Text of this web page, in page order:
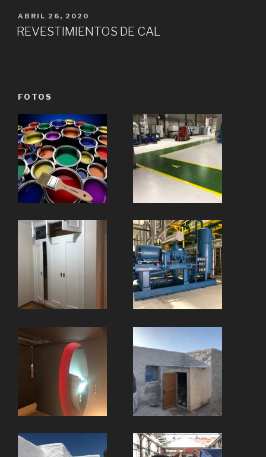
PUBLICADO
EL
ABRIL 26, 2020
REVESTIMIENTOS DE CAL
FOTOS